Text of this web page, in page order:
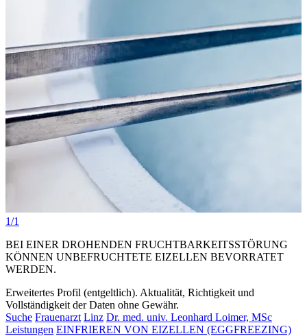
1/1
BEI EINER DROHENDEN FRUCHTBARKEITSSTÖRUNG
KÖNNEN UNBEFRUCHTETE EIZELLEN BEVORRATET
WERDEN.
Erweitertes Profil (entgeltlich). Aktualität, Richtigkeit und
Vollständigkeit der Daten ohne Gewähr.
Suche Frauenarzt Linz Dr. med. univ. Leonhard Loimer, MSc
Leistungen EINFRIEREN VON EIZELLEN (EGGFREEZING)